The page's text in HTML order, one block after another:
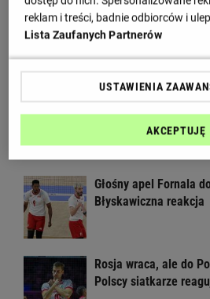
Złe wieści dla kadry
gwiazda wypadła z ME
Wielka impreza
Głośny apel Fornala
Błyskawiczna reakcja
Rosja wraca, ale do
Polscy siatkarze
reklam i treści, badnie
Lista Zaufanych Partnerów
USTAWIENIA
AKCEPTUJĘ